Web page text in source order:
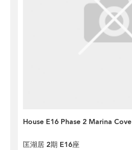
House E16 Phase 2 Marina Cove
匡湖居 2期 E16座